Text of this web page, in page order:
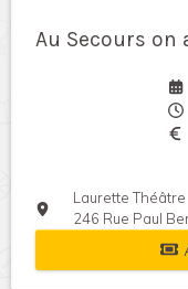
Au Secours on
Laurette Théâtre
246 Rue Paul